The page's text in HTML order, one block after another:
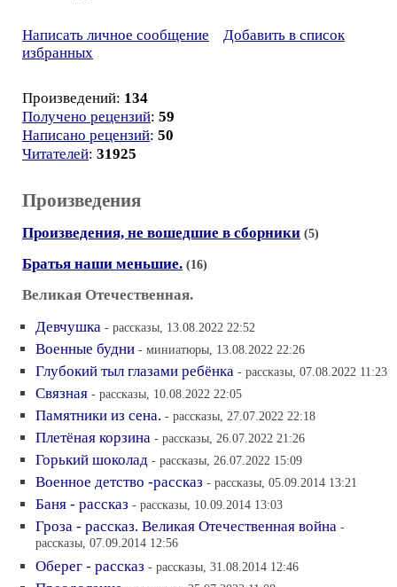
Написать личное сообщение
Добавить в список
избранных
Произведений: 134
Получено рецензий: 59
Написано рецензий: 50
Читателей: 31925
Произведения
Произведения, не вошедшие в сборники (5)
Братья наши меньшие. (16)
Великая Отечественная.
Девчушка - рассказы, 13.08.2022 22:52
Военные будни - миниатюры, 13.08.2022 22:26
Глубокий тыл глазами ребёнка - рассказы, 07.08.2022 11:23
Связная - рассказы, 10.08.2022 22:05
Памятники из сена. - рассказы, 27.07.2022 22:18
Плетёная корзина - рассказы, 26.07.2022 21:26
Горький шоколад - рассказы, 26.07.2022 15:09
Военное детство -рассказ - рассказы, 05.09.2014 13:21
Баня - рассказ - рассказы, 10.09.2014 13:03
Гроза - рассказ. Великая Отечественная война -
рассказы, 07.09.2014 12:56
Оберег - рассказ - рассказы, 31.08.2014 12:46